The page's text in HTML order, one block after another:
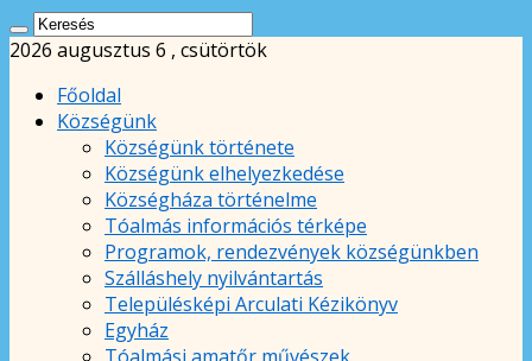
2026 augusztus 6 , csütörtök
Főoldal
Községünk
Községünk története
Községünk elhelyezkedése
Községháza történelme
Tóalmás információs térképe
Programok, rendezvények községünkben
Szálláshely nyilvántartás
Településképi Arculati Kézikönyv
Egyház